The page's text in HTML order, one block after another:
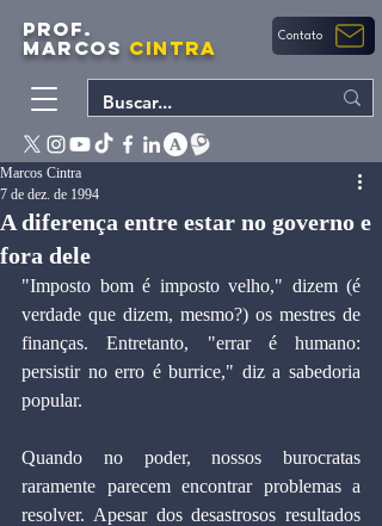
PROF.
MARCOS CINTRA Contato
A diferença entre estar no governo e
fora dele
Marcos Cintra
7 de dez. de 1994
"Imposto bom é imposto velho," dizem (é
verdade que dizem, mesmo?) os mestres de
finanças. Entretanto, "errar é humano:
persistir no erro é burrice," diz a sabedoria
popular.
Quando no poder, nossos burocratas
raramente parecem encontrar problemas a
resolver. Apesar dos desastrosos resultados